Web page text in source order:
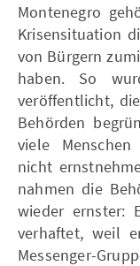
Montenegro
Krisensituation
von Bürgern
haben. So
veröffentlicht,
Behörden
viele
nicht
nahmen die
wieder ernster:
verhaftet, weil
Messenger-